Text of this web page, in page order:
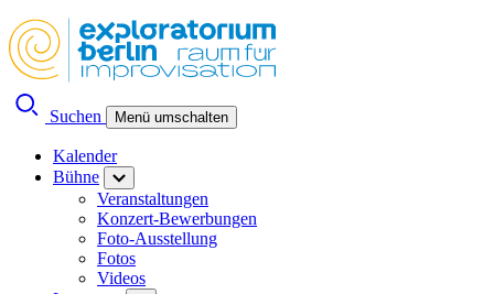
Suchen Menü umschalten
Kalender
Bühne
Veranstaltungen
Konzert-Bewerbungen
Foto-Ausstellung
Fotos
Videos